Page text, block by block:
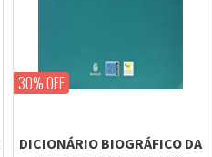
30% OFF
DICIONÁRIO BIOGRÁFICO DA